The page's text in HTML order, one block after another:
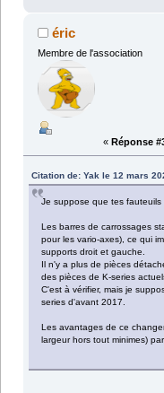
éric
Membre de l'association
« Réponse
Citation de: Yak le 12 mars
Je suppose que tes fauteuils
Les barres de carrossages
pour les vario-axes), ce qui
supports droit et gauche.
Il n'y a plus de pièces
des pièces de K-series
C'est à vérifier, mais je
series d'avant 2017.
Les avantages de ce
largeur hors tout minimes)